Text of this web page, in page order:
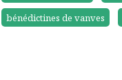
bénédictines de vanves